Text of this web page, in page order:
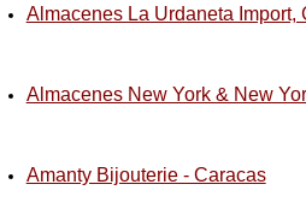
Almacenes La Urdaneta Import,
Almacenes New York & New
Amanty Bijouterie - Caracas